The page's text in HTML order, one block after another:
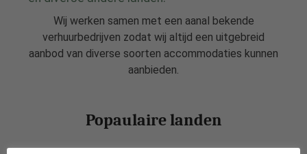
Wij werken samen met een aanal bekende
verhuurbedrijven zodat wij altijd een uitgebreid
aanbod van diverse soorten accommodaties kunnen
aanbieden.
Popaulaire landen